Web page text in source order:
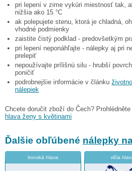
pri lepení v zime vykúri miestnosť tak,
nižšia ako 15 °C
ak polepujete stenu, ktorá je chladná,
vhodné podmienky
zaistite čistý podklad - predovšetkým
pri lepení neponáhľajte - nálepky aj pri
prelepiť
nepoužívajte prílišnú silu - hrubší
poničiť
podrobnejšie informácie v článku
nálepiek
Chcete doručit zboží do Čech?
hlava ženy s květinami
Ďalšie obľúbené nálepky
konská hlava vlčia